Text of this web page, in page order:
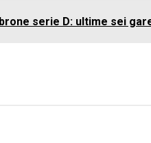
serie D: ultime sei